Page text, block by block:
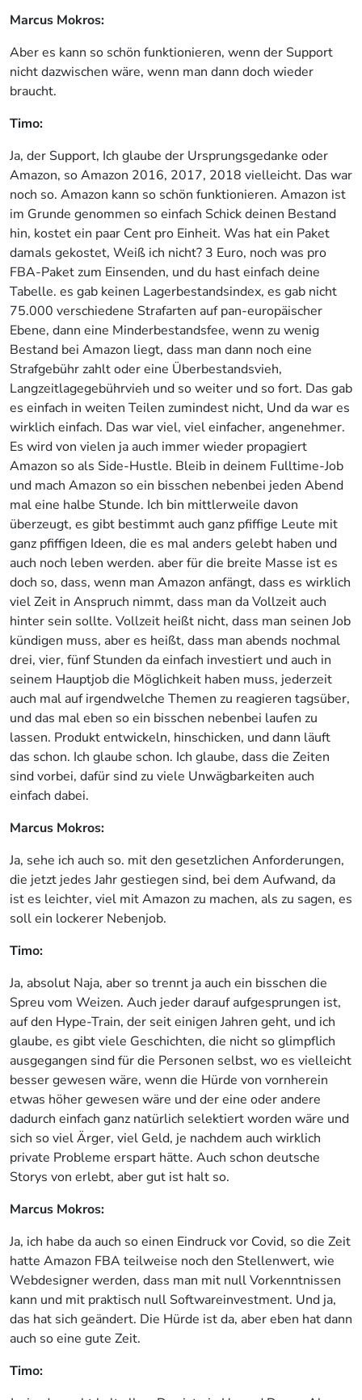
Marcus Mokros:
Aber es kann so schön funktionieren, wenn der Support
nicht dazwischen wäre, wenn man dann doch wieder
braucht.
Timo:
Ja, der Support, Ich glaube der Ursprungsgedanke oder
Amazon, so Amazon 2016, 2017, 2018 vielleicht. Das war
noch so. Amazon kann so schön funktionieren. Amazon ist
im Grunde genommen so einfach Schick deinen Bestand
hin, kostet ein paar Cent pro Einheit. Was hat ein Paket
damals gekostet, Weiß ich nicht? 3 Euro, noch was pro
FBA-Paket zum Einsenden, und du hast einfach deine
Tabelle. es gab keinen Lagerbestandsindex, es gab nicht
75.000 verschiedene Strafarten auf pan-europäischer
Ebene, dann eine Minderbestandsfee, wenn zu wenig
Bestand bei Amazon liegt, dass man dann noch eine
Strafgebühr zahlt oder eine Überbestandsvieh,
Langzeitlagegebührvieh und so weiter und so fort. Das gab
es einfach in weiten Teilen zumindest nicht, Und da war es
wirklich einfach. Das war viel, viel einfacher, angenehmer.
Es wird von vielen ja auch immer wieder propagiert
Amazon so als Side-Hustle. Bleib in deinem Fulltime-Job
und mach Amazon so ein bisschen nebenbei jeden Abend
mal eine halbe Stunde. Ich bin mittlerweile davon
überzeugt, es gibt bestimmt auch ganz pfiffige Leute mit
ganz pfiffigen Ideen, die es mal anders gelebt haben und
auch noch leben werden. aber für die breite Masse ist es
doch so, dass, wenn man Amazon anfängt, dass es wirklich
viel Zeit in Anspruch nimmt, dass man da Vollzeit auch
hinter sein sollte. Vollzeit heißt nicht, dass man seinen Job
kündigen muss, aber es heißt, dass man abends nochmal
drei, vier, fünf Stunden da einfach investiert und auch in
seinem Hauptjob die Möglichkeit haben muss, jederzeit
auch mal auf irgendwelche Themen zu reagieren tagsüber,
und das mal eben so ein bisschen nebenbei laufen zu
lassen. Produkt entwickeln, hinschicken, und dann läuft
das schon. Ich glaube schon. Ich glaube, dass die Zeiten
sind vorbei, dafür sind zu viele Unwägbarkeiten auch
einfach dabei.
Marcus Mokros:
Ja, sehe ich auch so. mit den gesetzlichen Anforderungen,
die jetzt jedes Jahr gestiegen sind, bei dem Aufwand, da
ist es leichter, viel mit Amazon zu machen, als zu sagen, es
soll ein lockerer Nebenjob.
Timo:
Ja, absolut Naja, aber so trennt ja auch ein bisschen die
Spreu vom Weizen. Auch jeder darauf aufgesprungen ist,
auf den Hype-Train, der seit einigen Jahren geht, und ich
glaube, es gibt viele Geschichten, die nicht so glimpflich
ausgegangen sind für die Personen selbst, wo es vielleicht
besser gewesen wäre, wenn die Hürde von vornherein
etwas höher gewesen wäre und der eine oder andere
dadurch einfach ganz natürlich selektiert worden wäre und
sich so viel Ärger, viel Geld, je nachdem auch wirklich
private Probleme erspart hätte. Auch schon deutsche
Storys von erlebt, aber gut ist halt so.
Marcus Mokros:
Ja, ich habe da auch so einen Eindruck vor Covid, so die Zeit
hatte Amazon FBA teilweise noch den Stellenwert, wie
Webdesigner werden, dass man mit null Vorkenntnissen
kann und mit praktisch null Softwareinvestment. Und ja,
das hat sich geändert. Die Hürde ist da, aber eben hat dann
auch so eine gute Zeit.
Timo: